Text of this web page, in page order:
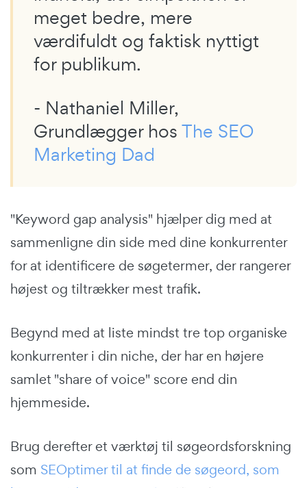
meget bedre, mere
værdifuldt og faktisk nyttigt
for publikum.
- Nathaniel Miller,
Grundlægger hos The SEO
Marketing Dad
"Keyword gap analysis" hjælper dig med at
sammenligne din side med dine konkurrenter
for at identificere de søgetermer, der rangerer
højest og tiltrækker mest trafik.
Begynd med at liste mindst tre top organiske
konkurrenter i din niche, der har en højere
samlet "share of voice" score end din
hjemmeside.
Brug derefter et værktøj til søgeordsforskning
som SEOptimer til at finde de søgeord, som